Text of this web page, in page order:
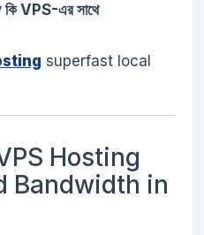
VPS-এর সাথে
superfast local
Hosting
Bandwidth in